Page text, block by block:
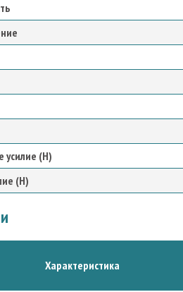
усилие (Н)
(Н)
Характеристика